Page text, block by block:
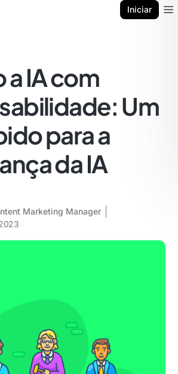
Iniciar
a IA com
Um
para a
da IA
Marketing Manager